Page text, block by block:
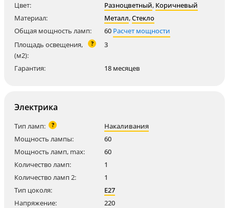
Цвет:
Разноцветный, Коричневый
Материал:
Металл,Стекло
Общая мощность ламп:
60 Расчет мощности
Площадь освещения,
(м2):
? 3
Гарантия: 18 месяцев
Электрика
Тип ламп: ?
Накаливания
Мощность лампы:
60
Мощность ламп, max:
60
Количество ламп:
1
Количество ламп 2:
1
Тип цоколя:
E27
Напряжение:
220